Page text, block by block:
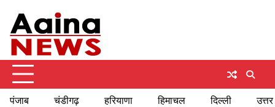
content
पंजाब चंडीगढ़ हरियाणा हिमाचल दिल्ली